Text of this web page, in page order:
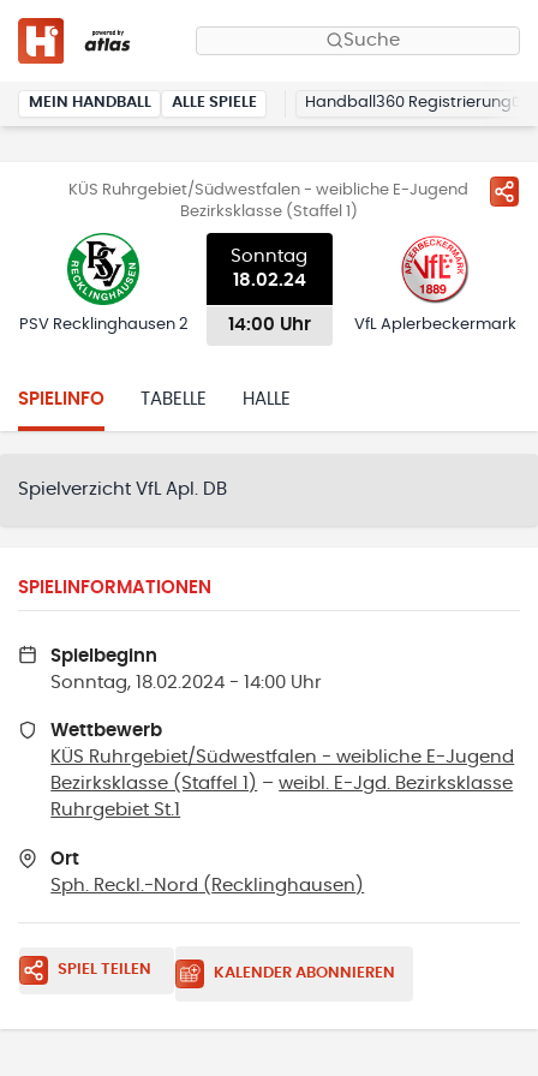
Suche
MEIN HANDBALL ALLE SPIELE Handball360 Registrierung
KÜS Ruhrgebiet/Südwestfalen - weibliche E-Jugend
Bezirksklasse (Staffel 1)
PSV Recklinghausen 2
Sonntag
18.02.24
14:00 Uhr VfL Aplerbeckermark
SPIELINFO TABELLE HALLE
Spielverzicht VfL Apl. DB
SPIELINFORMATIONEN
Spielbeginn
Sonntag, 18.02.2024 - 14:00 Uhr
Wettbewerb
KÜS Ruhrgebiet/Südwestfalen - weibliche E-Jugend
Bezirksklasse (Staffel 1) –weibl. E-Jgd. Bezirksklasse
Ruhrgebiet St.1
Ort
Sph. Reckl.-Nord ( Recklinghausen )
SPIEL TEILEN KALENDER ABONNIEREN